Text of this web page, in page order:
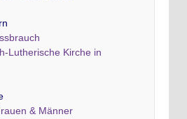
Lutherische Kirche in
& Männer